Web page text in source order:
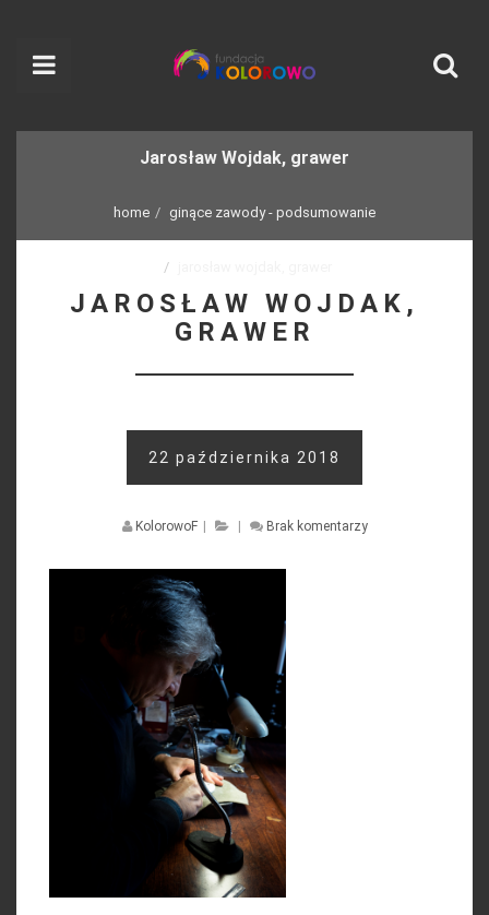
Jarosław Wojdak, grawer
home ginące zawody - podsumowanie
JAROSŁAW WOJDAK,
GRAWER
22 października 2018
KolorowoF Brak komentarzy